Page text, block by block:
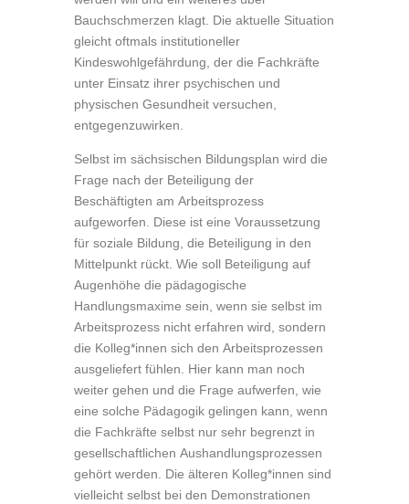
Bauchschmerzen klagt. Die aktuelle Situation
gleicht oftmals institutioneller
Kindeswohlgefährdung, der die Fachkräfte
unter Einsatz ihrer psychischen und
physischen Gesundheit versuchen,
entgegenzuwirken.
Selbst im sächsischen Bildungsplan wird die
Frage nach der Beteiligung der
Beschäftigten am Arbeitsprozess
aufgeworfen. Diese ist eine Voraussetzung
für soziale Bildung, die Beteiligung in den
Mittelpunkt rückt. Wie soll Beteiligung auf
Augenhöhe die pädagogische
Handlungsmaxime sein, wenn sie selbst im
Arbeitsprozess nicht erfahren wird, sondern
die Kolleg*innen sich den Arbeitsprozessen
ausgeliefert fühlen. Hier kann man noch
weiter gehen und die Frage aufwerfen, wie
eine solche Pädagogik gelingen kann, wenn
die Fachkräfte selbst nur sehr begrenzt in
gesellschaftlichen Aushandlungsprozessen
gehört werden. Die älteren Kolleg*innen sind
vielleicht selbst bei den Demonstrationen